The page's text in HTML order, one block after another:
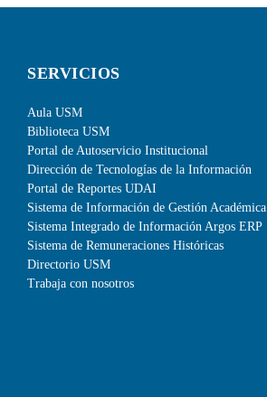
SERVICIOS
Aula USM
Biblioteca USM
Portal de Autoservicio Institucional
Dirección de Tecnologías de la Información
Portal de Reportes UDAI
Sistema de Información de Gestión Académica
Sistema Integrado de Información Argos ERP
Sistema de Remuneraciones Históricas
Directorio USM
Trabaja con nosotros